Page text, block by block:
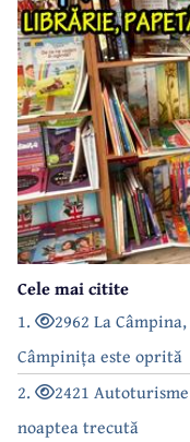
Cele mai citite
1.
2962 La
Câmpinița este oprită
2.
2421
noaptea trecută